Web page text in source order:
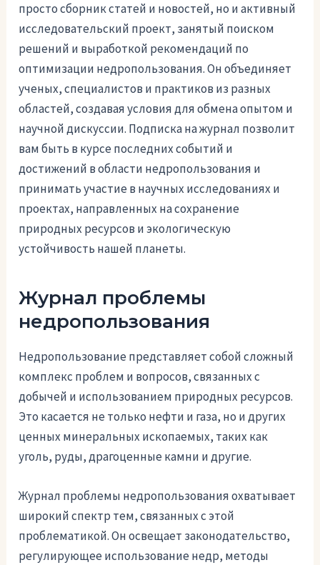
просто сборник статей и новостей, но и активный
исследовательский проект, занятый поиском
решений и выработкой рекомендаций по
оптимизации недропользования. Он объединяет
ученых, специалистов и практиков из разных
областей, создавая условия для обмена опытом и
научной дискуссии. Подписка на журнал позволит
вам быть в курсе последних событий и
достижений в области недропользования и
принимать участие в научных исследованиях и
проектах, направленных на сохранение
природных ресурсов и экологическую
устойчивость нашей планеты.
Журнал проблемы
недропользования
Недропользование представляет собой сложный
комплекс проблем и вопросов, связанных с
добычей и использованием природных ресурсов.
Это касается не только нефти и газа, но и других
ценных минеральных ископаемых, таких как
уголь, руды, драгоценные камни и другие.
Журнал проблемы недропользования охватывает
широкий спектр тем, связанных с этой
проблематикой. Он освещает законодательство,
регулирующее использование недр, методы